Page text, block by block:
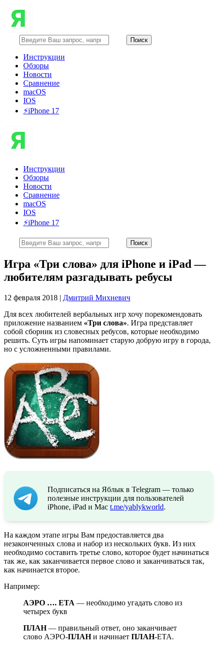
Инструкции
Обзоры
Новости
Сравнение
macOS
IOS
⚡️iPhone 17
Инструкции
Обзоры
Новости
Сравнение
macOS
IOS
⚡️iPhone 17
Игра «Три слова» для iPhone и iPad —
любителям разгадывать ребусы
12 февраля 2018 | Дмитрий Михневич
Для всех любителей вербальных игр хочу порекомендовать
приложение названием «Три слова». Игра представляет
собой сборник из словесных ребусов, которые необходимо
решить. Суть игры напоминает старую добрую игру в города,
но с усложненными правилами.
Подписаться на Яблык в Telegram — только
полезные инструкции для пользователей
iPhone, iPad и Mac t.me/yablykworld.
На каждом этапе игры Вам предоставляется два
незаконченных слова и набор из нескольких букв. Из них
необходимо составить третье слово, которое будет начинаться
так же, как заканчивается первое слово и заканчиваться так,
как начинается второе.
Например:
АЭРО …. ЕТА — необходимо угадать слово из
четырех букв
ПЛАН— правильный ответ, оно заканчивает
слово АЭРО-ПЛАНи начинает ПЛАН-ЕТА.